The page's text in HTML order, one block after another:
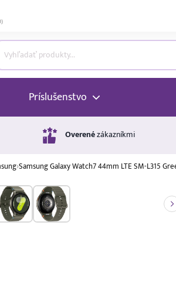
)
Príslušenstvo
Overenézákazníkmi
›Samsung Galaxy Watch7 44mm LTE SM-L315